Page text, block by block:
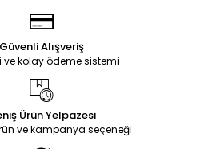
Güvenli Alışveriş
ve kolay ödeme sistemi
Ürün Yelpazesi
ve kampanya seçeneği